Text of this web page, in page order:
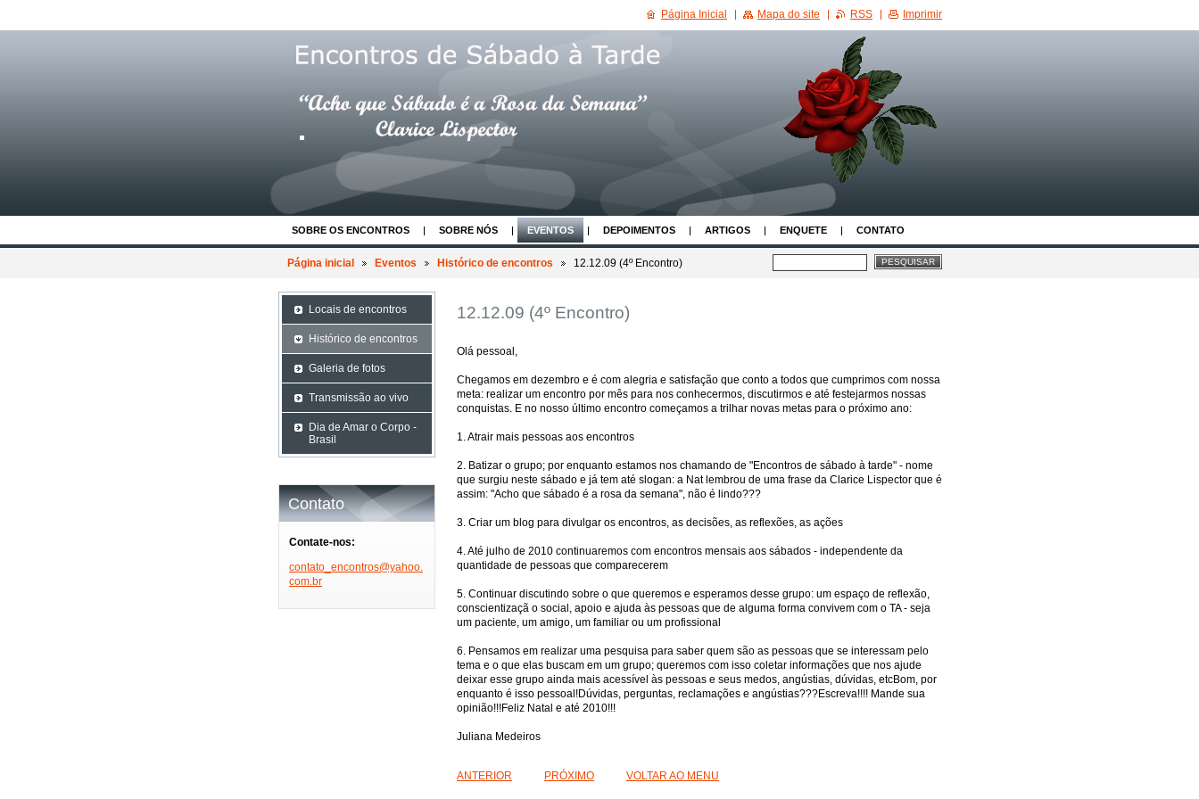
SOBRE OS ENCONTROS SOBRE NÓS EVENTOS DEPOIMENTOS ARTIGOS ENQUETE CONTATO
Página inicial Eventos Histórico de encontros 12.12.09 (4º Encontro)
12.12.09 (4º Encontro)
Olá pessoal,
Chegamos em dezembro e é com alegria e satisfação que conto a todos que cumprimos com nossa
meta: realizar um encontro por mês para nos conhecermos, discutirmos e até festejarmos nossas
conquistas. E no nosso último encontro começamos a trilhar novas metas para o próximo ano:
1. Atrair mais pessoas aos encontros
2. Batizar o grupo; por enquanto estamos nos chamando de "Encontros de sábado à tarde" - nome
que surgiu neste sábado e já tem até slogan: a Nat lembrou de uma frase da Clarice Lispector que é
assim: "Acho que sábado é a rosa da semana", não é lindo???
3. Criar um blog para divulgar os encontros, as decisões, as reflexões, as ações
4. Até julho de 2010 continuaremos com encontros mensais aos sábados - independente da
quantidade de pessoas que comparecerem
5. Continuar discutindo sobre o que queremos e esperamos desse grupo: um espaço de reflexão,
conscientizaçã o social, apoio e ajuda às pessoas que de alguma forma convivem com o TA - seja
um paciente, um amigo, um familiar ou um profissional
6. Pensamos em realizar uma pesquisa para saber quem são as pessoas que se interessam pelo
tema e o que elas buscam em um grupo; queremos com isso coletar informações que nos ajude
deixar esse grupo ainda mais acessível às pessoas e seus medos, angústias, dúvidas, etcBom, por
enquanto é isso pessoal!Dúvidas, perguntas, reclamações e angústias???Escreva!!!! Mande sua
opinião!!!Feliz Natal e até 2010!!!
Juliana Medeiros
ANTERIOR PRÓXIMO VOLTAR AO MENU
Locais de encontros
Histórico de encontros
Galeria de fotos
Transmissão ao vivo
Dia de Amar o Corpo -
Brasil
Contato
Contate-nos:
contato_ encontros@yahoo.
com.br
Página Inicial Mapa do site RSS Imprimir